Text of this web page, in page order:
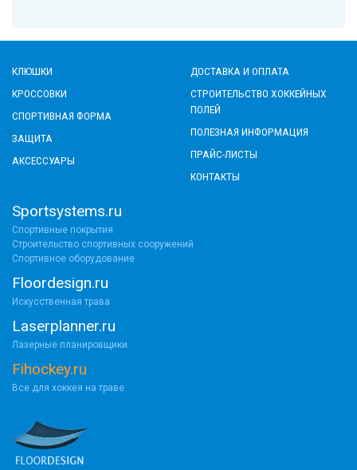
КЛЮШКИ
КРОССОВКИ
СПОРТИВНАЯ ФОРМА
ЗАЩИТА
АКСЕССУАРЫ
ДОСТАВКА И ОПЛАТА
СТРОИТЕЛЬСТВО ХОККЕЙНЫХ
ПОЛЕЙ
ПОЛЕЗНАЯ ИНФОРМАЦИЯ
ПРАЙС-ЛИСТЫ
КОНТАКТЫ
Sportsystems.ru
Спортивные покрытия
Строительство спортивных сооружений
Спортивное оборудование
Floordesign.ru
Искусственная трава
Laserplanner.ru
Лазерные планировщики
Fihockey.ru
Все для хоккея на траве